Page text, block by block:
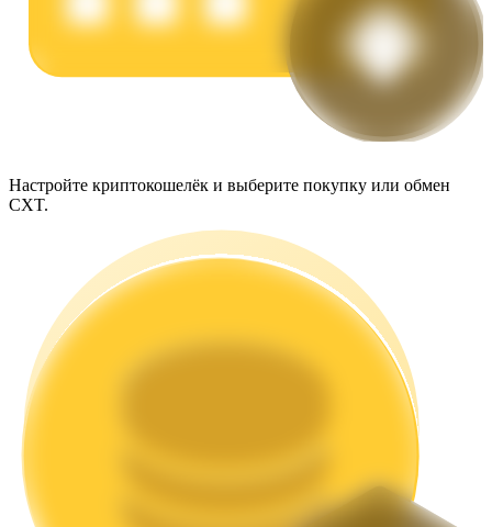
Стейкинг
Высокая прибыль и мгновенный доступ
Гибкая ставка для заработка популярных токенов
Настройте криптокошелёк и выберите покупку или обмен
CXT.